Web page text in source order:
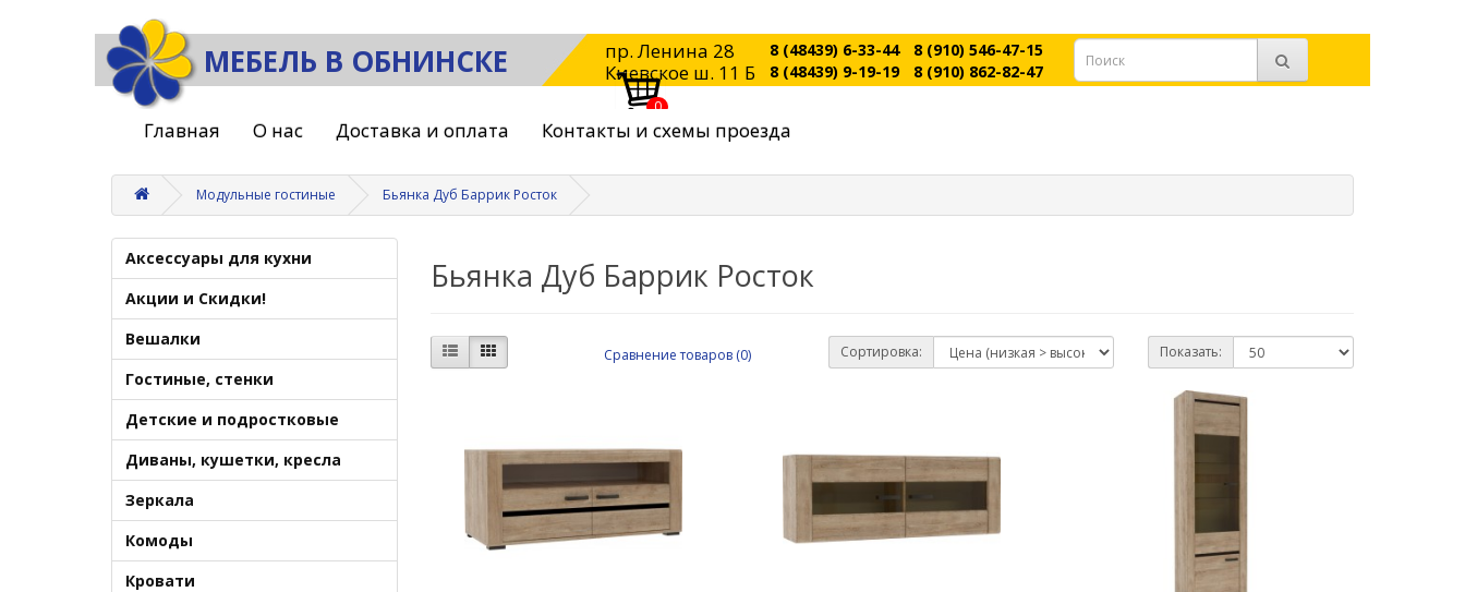
МЕБЕЛЬ В ОБНИНСКЕ
пр. Ленина 28
Киевское ш. 11 Б
8 (48439) 6-33-44
8 (48439) 9-19-19
8 (910) 546-47-15
8 (910) 862-82-47
0
Главная О нас Доставка и оплата Контакты и схемы проезда
Модульные гостиные Бьянка Дуб Баррик Росток
Аксессуары для кухни
Акции и Скидки!
Вешалки
Гостиные, стенки
Детские и подростковые
Диваны, кушетки, кресла
Зеркала
Комоды
Кровати
Бьянка Дуб Баррик Росток
Сравнение товаров (0) Сортировка: Показать: